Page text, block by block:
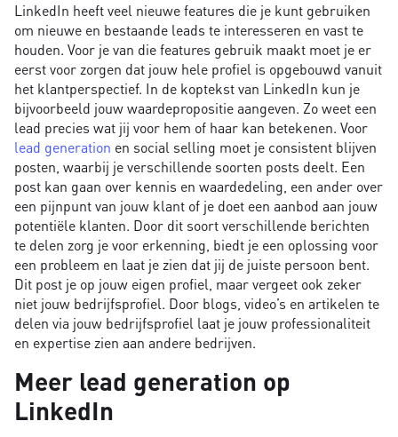
LinkedIn heeft veel nieuwe features die je kunt gebruiken
om nieuwe en bestaande leads te interesseren en vast te
houden. Voor je van die features gebruik maakt moet je er
eerst voor zorgen dat jouw hele profiel is opgebouwd vanuit
het klantperspectief. In de koptekst van LinkedIn kun je
bijvoorbeeld jouw waardepropositie aangeven. Zo weet een
lead precies wat jij voor hem of haar kan betekenen. Voor
lead generation en social selling moet je consistent blijven
posten, waarbij je verschillende soorten posts deelt. Een
post kan gaan over kennis en waardedeling, een ander over
een pijnpunt van jouw klant of je doet een aanbod aan jouw
potentiële klanten. Door dit soort verschillende berichten
te delen zorg je voor erkenning, biedt je een oplossing voor
een probleem en laat je zien dat jij de juiste persoon bent.
Dit post je op jouw eigen profiel, maar vergeet ook zeker
niet jouw bedrijfsprofiel. Door blogs, video’s en artikelen te
delen via jouw bedrijfsprofiel laat je jouw professionaliteit
en expertise zien aan andere bedrijven.
Meer lead generation op
LinkedIn